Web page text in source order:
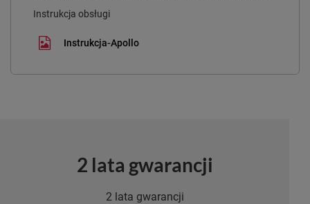
Instrukcja obsługi
Instrukcja-Apollo
2 lata gwarancji
2 lata gwarancji